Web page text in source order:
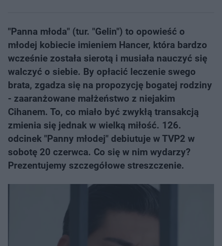
"Panna młoda" (tur. "Gelin") to opowieść o
młodej kobiecie imieniem Hancer, która bardzo
wcześnie została sierotą i musiała nauczyć się
walczyć o siebie. By opłacić leczenie swego
brata, zgadza się na propozycję bogatej rodziny
- zaaranżowane małżeństwo z niejakim
Cihanem. To, co miało być zwykłą transakcją
zmienia się jednak w wielką miłość. 126.
odcinek "Panny młodej" debiutuje w TVP2 w
sobotę 20 czerwca. Co się w nim wydarzy?
Prezentujemy szczegółowe streszczenie.